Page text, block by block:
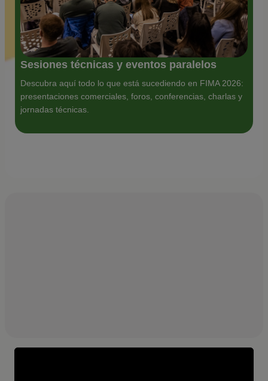
Sesiones técnicas y eventos paralelos
Descubra aquí todo lo que está sucediendo en FIMA 2026:
presentaciones comerciales, foros, conferencias, charlas y
jornadas técnicas.